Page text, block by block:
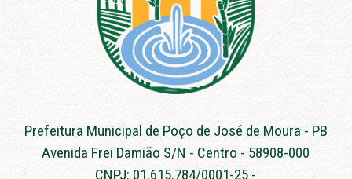
Prefeitura Municipal de Poço de José de Moura - PB
Avenida Frei Damião S/N - Centro - 58908-000
CNPJ: 01.615.784/0001-25 -